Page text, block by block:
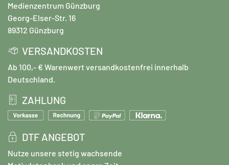
Medienzentrum Günzburg
Georg-Elser-Str. 16
89312 Günzburg
VERSANDKOSTEN
Ab 100,- € Warenwert versandkostenfrei innerhalb
Deutschland.
ZAHLUNG
DTF ANGEBOT
Nutze unsere stetig wachsende